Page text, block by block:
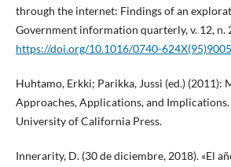
through the internet: Findings of an
Government information quarterly, v. 12, n.
https://doi.org/10.1016/0740-
Huhtamo, Erkki; Parikka, Jussi (ed.) (2011):
Approaches, Applications, and Implications.
University of California Press.
Innerarity, D. (30 de diciembre, 2018). «El